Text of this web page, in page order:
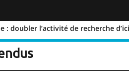
: doubler l’activité de recherche
doubler l’activité